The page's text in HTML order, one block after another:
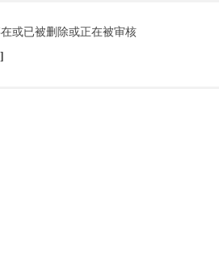
或已被删除或正在被审核